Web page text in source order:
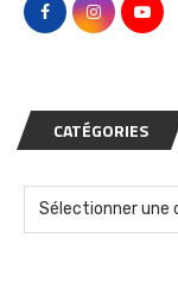
CATÉGORIES